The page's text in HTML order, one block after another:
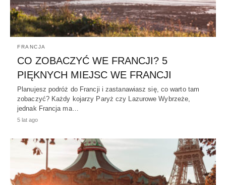
FRANCJA
CO ZOBACZYĆ WE FRANCJI? 5
PIĘKNYCH MIEJSC WE FRANCJI
Planujesz podróż do Francji i zastanawiasz się, co warto tam
zobaczyć? Każdy kojarzy Paryż czy Lazurowe Wybrzeże,
jednak Francja ma…
5 lat ago